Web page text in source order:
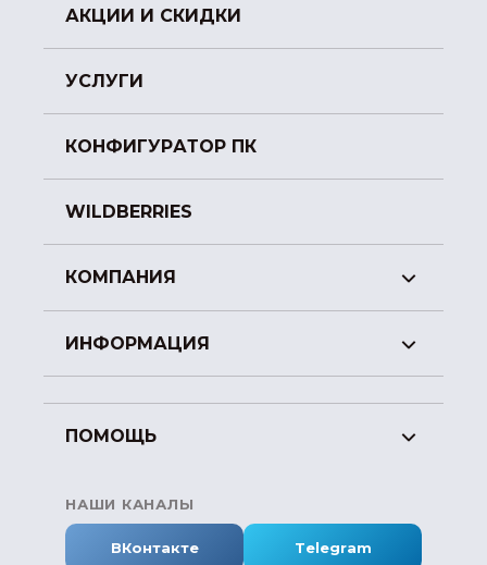
АКЦИИ И СКИДКИ
УСЛУГИ
КОНФИГУРАТОР ПК
WILDBERRIES
КОМПАНИЯ
ИНФОРМАЦИЯ
ПОМОЩЬ
НАШИ КАНАЛЫ
ВКонтакте Telegram